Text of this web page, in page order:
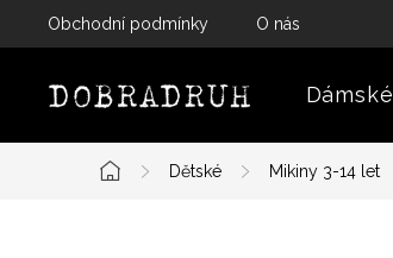
Obchodní podmínky O nás
Dámské
Domů
Dětské Mikiny 3-14 let